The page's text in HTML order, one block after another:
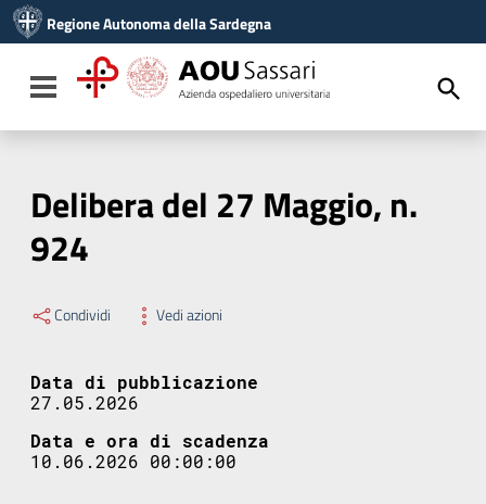
Vai al menu di navigazione
Vai al footer
Regione Autonoma della Sardegna
Toggle navigation
Delibera del 27 Maggio, n.
924
Condividi Vedi azioni
Data di pubblicazione
27.05.2026
Data e ora di scadenza
10.06.2026 00:00:00